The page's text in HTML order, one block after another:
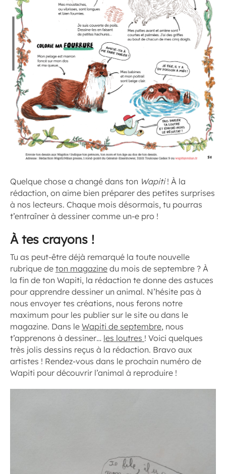
Quelque chose a changé dans ton Wapiti! À la
rédaction, on aime bien préparer des petites surprises
à nos lecteurs. Chaque mois désormais, tu pourras
t’entraîner à dessiner comme un-e pro !
À tes crayons !
Tu as peut-être déjà remarqué la toute nouvelle
rubrique de ton magazine du mois de septembre ? À
la fin de ton Wapiti, la rédaction te donne des astuces
pour apprendre dessiner un animal. N’hésite pas à
nous envoyer tes créations, nous ferons notre
maximum pour les publier sur le site ou dans le
magazine. Dans le Wapiti de septembre, nous
t’apprenons à dessiner… les loutres ! Voici quelques
très jolis dessins reçus à la rédaction. Bravo aux
artistes ! Rendez-vous dans le prochain numéro de
Wapiti pour découvrir l’animal à reproduire !